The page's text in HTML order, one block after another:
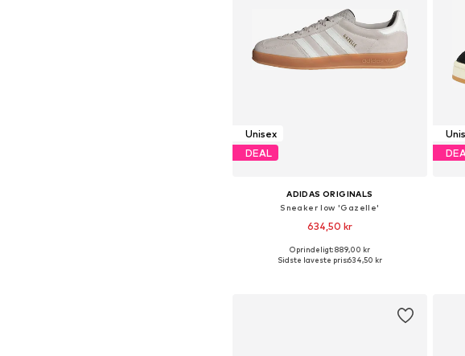
Unisex
DEAL
ADIDAS ORIGINALS
Sneaker low 'Gazelle'
634,50 kr
+1
Fås i mange størrelser
Oprindeligt: 889,00 kr
Sidste laveste pris:634,50 kr